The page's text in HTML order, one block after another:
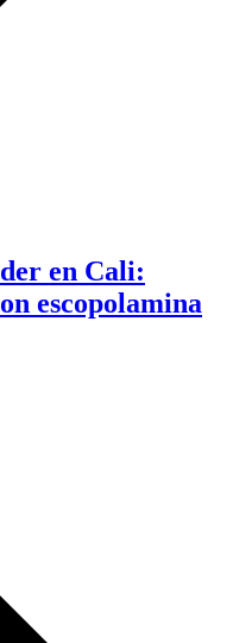
en Cali:
escopolamina